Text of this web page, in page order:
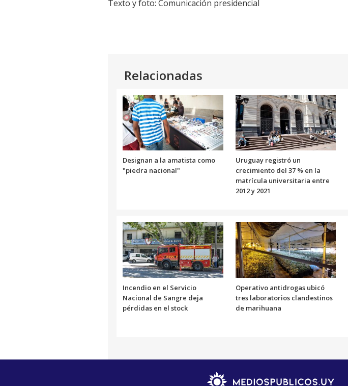
Texto y foto: Comunicación presidencial
Relacionadas
Designan a la amatista como
"piedra nacional"
Uruguay registró un
crecimiento del 37 % en la
matrícula universitaria entre
2012 y 2021
Incendio en el Servicio
Nacional de Sangre deja
pérdidas en el stock
Operativo antidrogas ubicó
tres laboratorios clandestinos
de marihuana